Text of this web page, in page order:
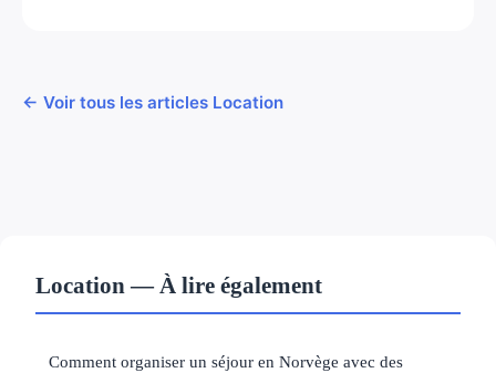
← Voir tous les articles Location
Location — À lire également
Comment organiser un séjour en Norvège avec des